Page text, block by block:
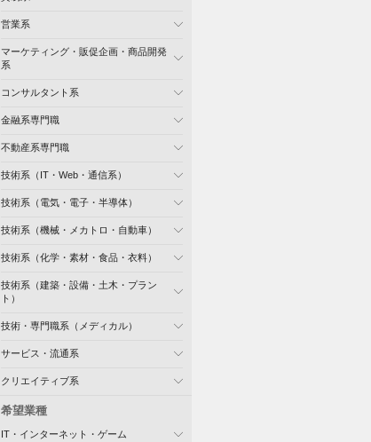
営業系
マーケティング・販促企画・商品開発
系
コンサルタント系
金融系専門職
不動産系専門職
技術系（IT・Web・通信系）
技術系（電気・電子・半導体）
技術系（機械・メカトロ・自動車）
技術系（化学・素材・食品・衣料）
技術系（建築・設備・土木・プラン
ト）
技術・専門職系（メディカル）
サービス・流通系
クリエイティブ系
希望業種
IT・インターネット・ゲーム